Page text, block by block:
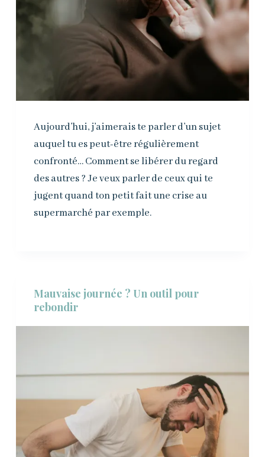
Aujourd’hui, j’aimerais te parler d’un sujet
auquel tu es peut-être régulièrement
confronté… Comment se libérer du regard
des autres ? Je veux parler de ceux qui te
jugent quand ton petit fait une crise au
supermarché par exemple.
Mauvaise journée ? Un outil pour
rebondir